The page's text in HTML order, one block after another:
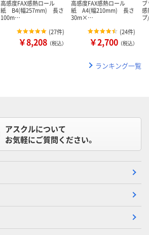
高感度FAX感熱ロール
紙 B4(幅257mm) 長さ
100m…
(27件)
￥8,208 （税込）
高感度FAX感熱ロール
紙 A4(幅210mm) 長さ
30m×…
(24件)
￥2,700 （税込）
感
ランキング一覧
アスクルについて
お気軽にご質問ください。